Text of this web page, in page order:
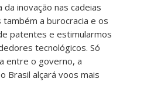
inovação nas cadeias
a burocracia e os
patentes e estimularmos
tecnológicos. Só
entre o governo, a
Brasil alçará voos mais